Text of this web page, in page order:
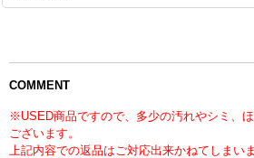
COMMENT
※USED商品ですので、多少の汚れやシミ、
ございます。
上記内容での返品はご対応出来かねてしまい